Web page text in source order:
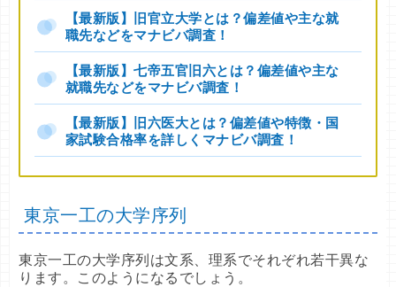
【最新版】旧官立大学とは？偏差値や主な就
職先などをマナビバ調査！
【最新版】七帝五官旧六とは？偏差値や主な
就職先などをマナビバ調査！
【最新版】旧六医大とは？偏差値や特徴・国
家試験合格率を詳しくマナビバ調査！
東京一工の大学序列
東京一工の大学序列は文系、理系でそれぞれ若干異な
ります。このようになるでしょう。